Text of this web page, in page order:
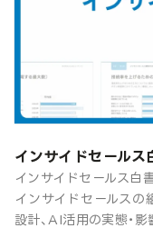
インサイドセール
インサイドセールス白
インサイドセールスの
設計、AI活用の実態・